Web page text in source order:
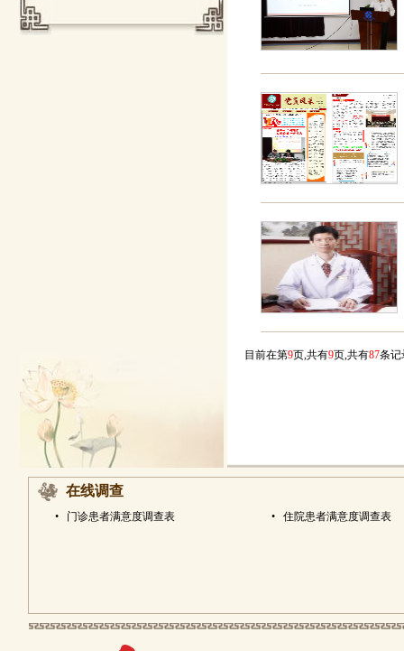
目前在第9页,共有9页,共有87条
在线调查
• 门诊患者满意度调查表 • 住院患者满意度调查表